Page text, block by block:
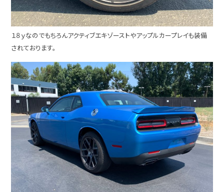
１８ｙなのでもちろんアクティブエキゾーストやアップルカープレイも装備
されております。